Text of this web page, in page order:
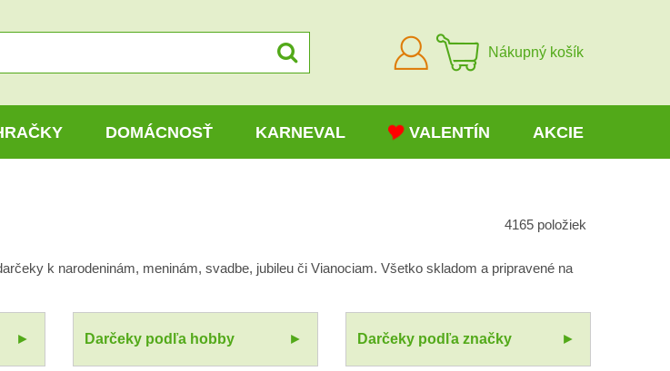
Prihlásiť
sa
Nákupný košík
DOMÁCNOSŤ KARNEVAL VALENTÍN AKCIE
4165 položiek
k narodeninám, meninám, svadbe, jubileu či Vianociam. Všetko skladom a pripravené na
Darčeky podľa hobby Darčeky podľa značky